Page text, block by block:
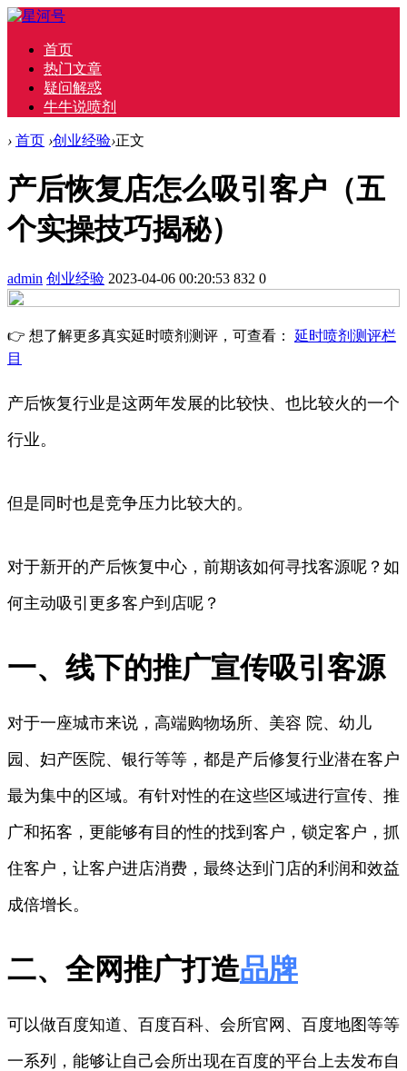
首页
热门文章
疑问解惑
牛牛说喷剂
› 首页 ›创业经验›正文
产后恢复店怎么吸引客户（五
个实操技巧揭秘）
admin 创业经验 2023-04-06 00:20:53 832 0
👉 想了解更多真实延时喷剂测评，可查看： 延时喷剂测评栏
目
产后恢复行业是这两年发展的比较快、也比较火的一个
行业。
但是同时也是竞争压力比较大的。
对于新开的产后恢复中心，前期该如何寻找客源呢？如
何主动吸引更多客户到店呢？
一、线下的推广宣传吸引客源
对于一座城市来说，高端购物场所、美容 院、幼儿
园、妇产医院、银行等等，都是产后修复行业潜在客户
最为集中的区域。有针对性的在这些区域进行宣传、推
广和拓客，更能够有目的性的找到客户，锁定客户，抓
住客户，让客户进店消费，最终达到门店的利润和效益
成倍增长。
二、全网推广打造品牌
可以做百度知道、百度百科、会所官网、百度地图等等
一系列，能够让自己会所出现在百度的平台上去发布自